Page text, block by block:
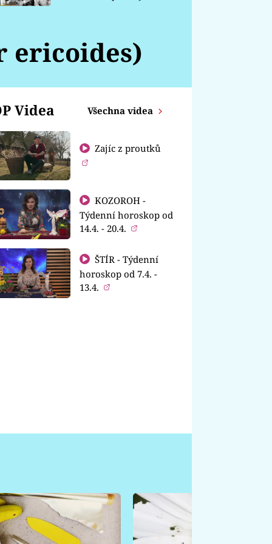
ericoides)
Videa Všechna videa
Zajíc z proutků
KOZOROH -
Týdenní horoskop od
14.4. - 20.4.
ŠTÍR - Týdenní
horoskop od 7.4. -
13.4.